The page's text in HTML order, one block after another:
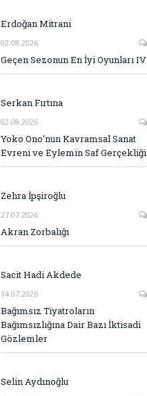
Erdoğan Mitrani
02.08.2026
Geçen Sezonun En İyi Oyunları IV
Serkan Fırtına
02.08.2026
Yoko Ono’nun Kavramsal Sanat
Evreni ve Eylemin Saf Gerçekliği
Zehra İpşiroğlu
27.07.2026
Akran Zorbalığı
Sacit Hadi Akdede
14.07.2026
Bağımsız Tiyatroların
Bağımsızlığına Dair Bazı İktisadi
Gözlemler
Selin Aydınoğlu